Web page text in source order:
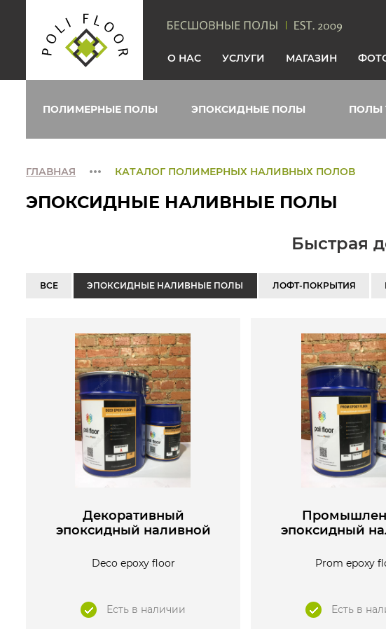
О НАС УСЛУГИ МАГАЗИН
ПОЛИМЕРНЫЕ ПОЛЫ ЭПОКСИДНЫЕ ПОЛЫ ПОЛЫ
ГЛАВНАЯ КАТАЛОГ ПОЛИМЕРНЫХ НАЛИВНЫХ ПОЛОВ
ЭПОКСИДНЫЕ НАЛИВНЫЕ ПОЛЫ
Быстрая
ВСЕ ЭПОКСИДНЫЕ НАЛИВНЫЕ ПОЛЫ ЛОФТ-ПОКРЫТИЯ
Декоративный
эпоксидный наливной
Deco epoxy floor
Есть в наличии
эпоксидный
Prom epoxy
Есть в